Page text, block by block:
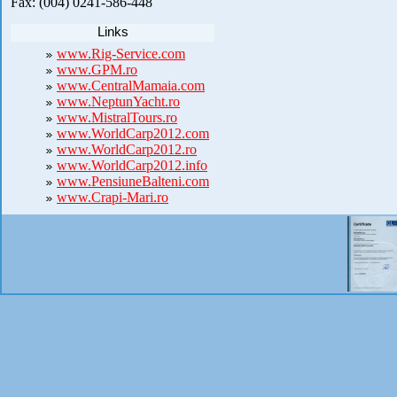
Links
www.Rig-Service.com
www.GPM.ro
www.CentralMamaia.com
www.NeptunYacht.ro
www.MistralTours.ro
www.WorldCarp2012.com
www.WorldCarp2012.ro
www.WorldCarp2012.info
www.PensiuneBalteni.com
www.Crapi-Mari.ro